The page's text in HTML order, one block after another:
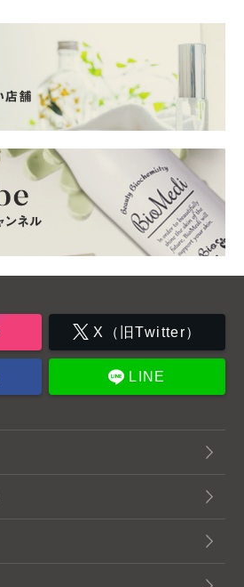
X（旧Twitter）
LINE